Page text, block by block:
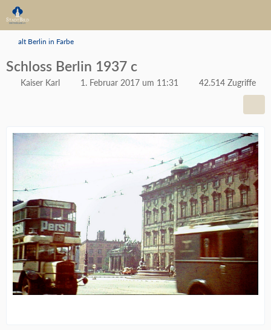
alt Berlin in Farbe
Schloss Berlin 1937 c
Kaiser Karl 1. Februar 2017 um 11:31 42.514 Zugriffe